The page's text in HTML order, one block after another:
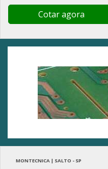
Cotar agora
MONTECNICA | SALTO - SP